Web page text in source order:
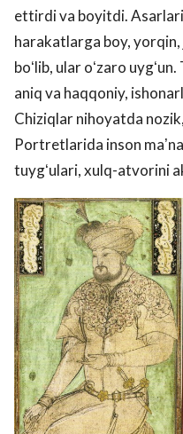
ettirdi va boyitdi.
harakatlarga boy,
boʻlib, ular oʻzaro
aniq va haqqoniy,
Chiziqlar nihoyatda
Portretlarida inson
tuygʻulari, xulq-atvorini